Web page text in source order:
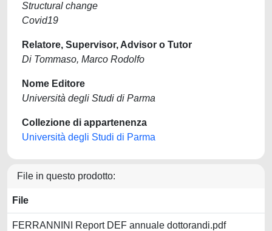
Structural change
Covid19
Relatore, Supervisor, Advisor o Tutor
Di Tommaso, Marco Rodolfo
Nome Editore
Università degli Studi di Parma
Collezione di appartenenza
Università degli Studi di Parma
File in questo prodotto:
File
FERRANNINI Report DEF annuale dottorandi.pdf